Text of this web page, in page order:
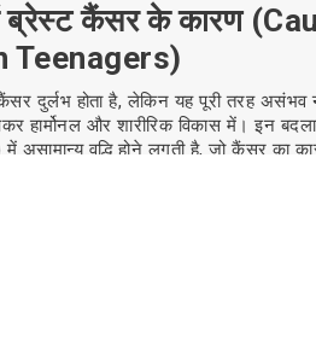
में ब्रेस्ट कैंसर के कारण
Teenagers)
कैंसर दुर्लभ होता है, लेकिन यह पूरी तरह
हार्मोनल और शारीरिक विकास में। इन
असामान्य वृद्धि होने लगती है, जो कैंसर का